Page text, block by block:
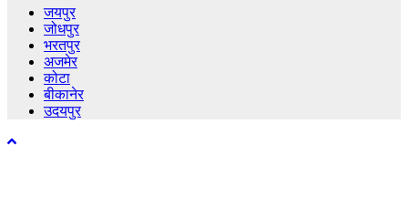
जयपुर
जोधपुर
भरतपुर
अजमेर
कोटा
बीकानेर
उदयपुर